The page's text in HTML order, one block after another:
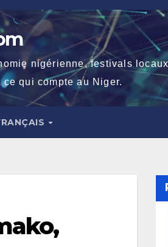
nigérienne, festivals
qui compte au Niger.